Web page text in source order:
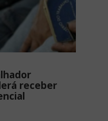
receber